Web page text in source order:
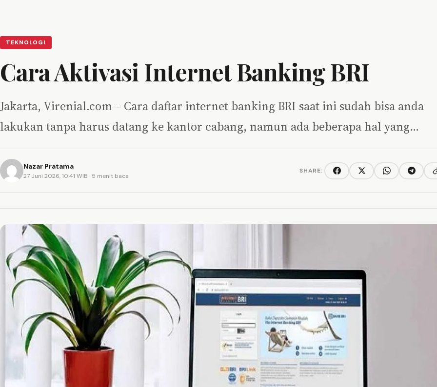
TEKNOLOGI
Cara Aktivasi Internet Banking BRI
Jakarta, Virenial.com – Cara daftar internet banking BRI saat ini sudah bisa anda
lakukan tanpa harus datang ke kantor cabang, namun ada beberapa hal yang…
Nazar Pratama
27 Juni 2026, 10:41 WIB · 5 menit baca
SHARE: FacebookTwitter/XWhatsAppTelegram